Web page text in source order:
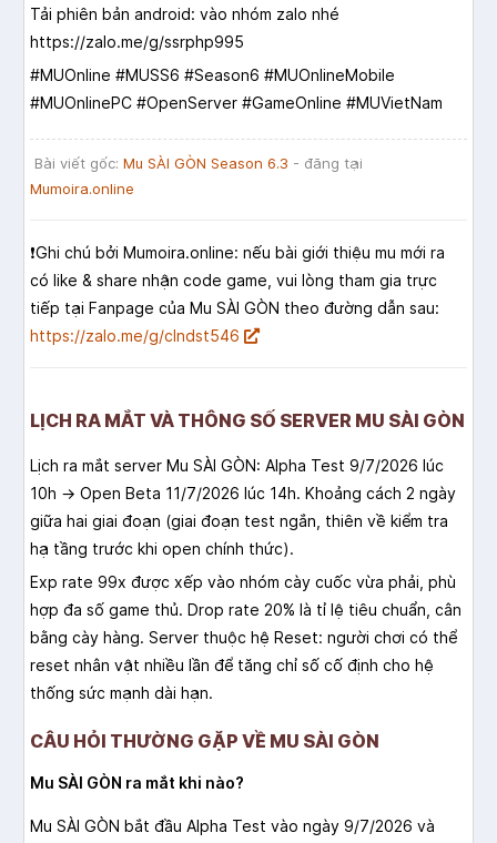
Tải phiên bản android: vào nhóm zalo nhé
https://zalo.me/g/ssrphp995
#MUOnline #MUSS6 #Season6 #MUOnlineMobile
#MUOnlinePC #OpenServer #GameOnline #MUVietNam
Bài viết gốc: Mu SÀI GÒN Season 6.3 - đăng tại
Mumoira.online
❗️Ghi chú bởi Mumoira.online: nếu bài giới thiệu mu mới ra
có like & share nhận code game, vui lòng tham gia trực
tiếp tại Fanpage của Mu SÀI GÒN theo đường dẫn sau:
https://zalo.me/g/clndst546
LỊCH RA MẮT VÀ THÔNG SỐ SERVER MU SÀI GÒN
Lịch ra mắt server Mu SÀI GÒN: Alpha Test 9/7/2026 lúc
10h → Open Beta 11/7/2026 lúc 14h. Khoảng cách 2 ngày
giữa hai giai đoạn (giai đoạn test ngắn, thiên về kiểm tra
hạ tầng trước khi open chính thức).
Exp rate 99x được xếp vào nhóm cày cuốc vừa phải, phù
hợp đa số game thủ. Drop rate 20% là tỉ lệ tiêu chuẩn, cân
bằng cày hàng. Server thuộc hệ Reset: người chơi có thể
reset nhân vật nhiều lần để tăng chỉ số cố định cho hệ
thống sức mạnh dài hạn.
CÂU HỎI THƯỜNG GẶP VỀ MU SÀI GÒN
Mu SÀI GÒN ra mắt khi nào?
Mu SÀI GÒN bắt đầu Alpha Test vào ngày 9/7/2026 và